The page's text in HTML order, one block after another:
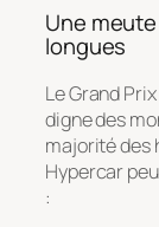
Une
longues
Le Grand
digne des
majorité des
Hypercar
: